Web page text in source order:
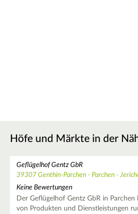
Höfe und Märkte in der
Geflügelhof Gentz GbR
39307 Genthin-Parchen - Parchen -
Keine Bewertungen
Der Geflügelhof Gentz GbR in Parchen
von Produkten und Dienstleistungen